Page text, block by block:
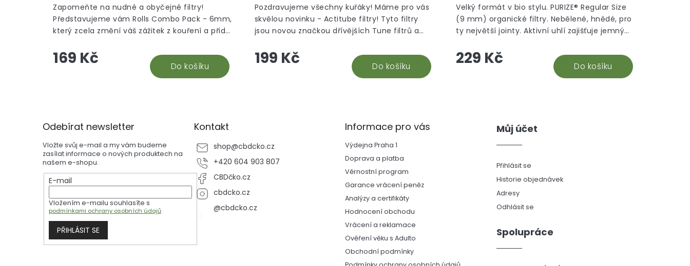
169 Kč Do košíku
Zapomeňte na nudné a obyčejné filtry!
Představujeme vám Rolls Combo Pack - 6mm,
který zcela změní váš zážitek z kouření a přidá
pro ty, kteří hledají něco víc než jen průměrné
papírky a filtry
199 Kč Do košíku
Pozdravujeme všechny kuřáky! Máme pro vás
skvělou novinku - Actitube filtry! Tyto filtry
jsou novou značkou dřívějších Tune filtrů a
které umožňuje skvělý kuřácký prožitek.
229 Kč Do košíku
Velký formát v bio stylu. PURIZE® Regular Size
(9 mm) organické filtry. Nebělené, hnědé, pro
ty největší jointy. Aktivní uhlí zajišťuje jemný
Odebírat newsletter
Vložte svůj e-mail a my vám budeme
zasílat informace o nových produktech na
našem e-shopu.
E-mail
Vložením e-mailu souhlasíte s
podmínkami ochrany osobních údajů
PŘIHLÁSIT SE
Kontakt
shop@cbdcko.cz
+420 604 903 807
CBDčko.cz
cbdcko.cz
@cbdcko.cz
Informace pro vás
Výdejna Praha 1
Doprava a platba
Věrnostní program
Garance vrácení peněz
Analýzy a certifikáty
Hodnocení obchodu
Vrácení a reklamace
Ověření věku s Adulto
Obchodní podmínky
Můj účet
Přihlásit se
Historie objednávek
Adresy
Odhlásit se
Spolupráce